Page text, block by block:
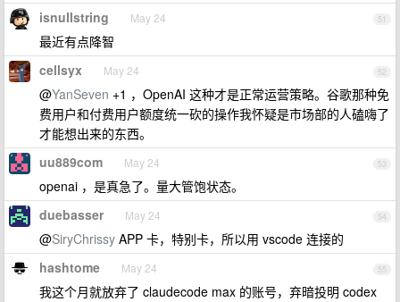
51
isnullstring May 24
最近有点降智
52
cellsyx May 24
@YanSeven +1 ，OpenAI 这种才是正常运营策略。谷歌那种免
费用户和付费用户额度统一砍的操作我怀疑是市场部的人磕嗨了
才能想出来的东西。
53
uu889com May 24
openai ，是真急了。量大管饱状态。
54
duebasser May 24
@SiryChrissy APP 卡，特别卡，所以用 vscode 连接的
55
hashtome May 24
我这个月就放弃了 claudecode max 的账号，弃暗投明 codex